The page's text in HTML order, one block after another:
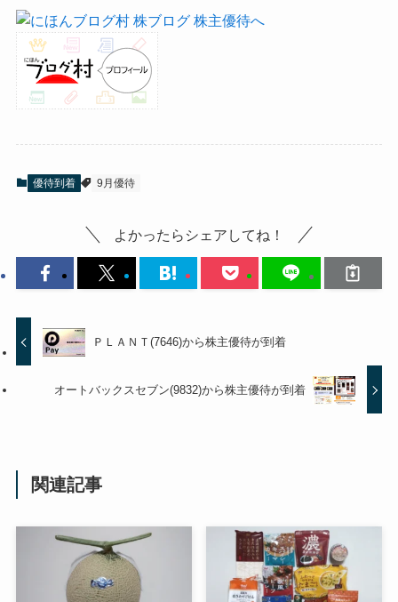
優待到着 9月優待
よかったらシェアしてね！
ＰＬＡＮＴ(7646)から株主優待が到着
オートバックスセブン(9832)から株主優待が到着
関連記事